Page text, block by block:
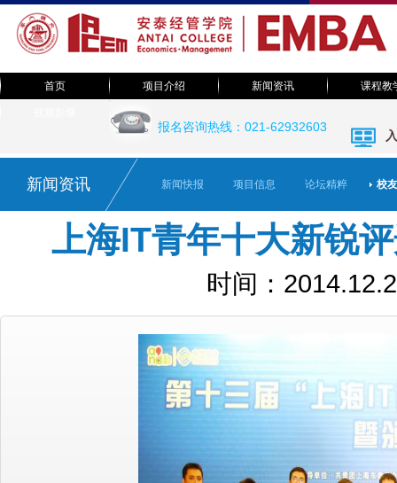
首页 项目介绍
院长致辞
联系我们
新闻资讯 课程教
班级之声
视觉系统
报名咨询热线：021-62932603
新闻资讯 新闻快报 项目信息 论坛精粹 校
上海IT青年十大新锐
时间：